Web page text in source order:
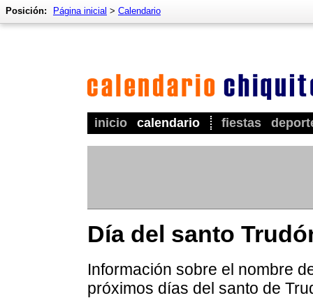
inicio calendario fiestas
Posición: Página inicial > Calendario
Día del santo
Información sobre el nombre
próximos días del santo de